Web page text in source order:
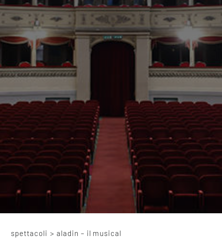
spettacoli > aladin – il musical